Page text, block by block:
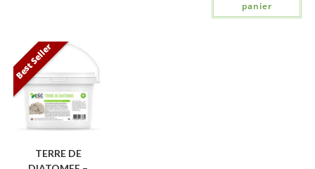
panier
Best Seller
TERRE DE